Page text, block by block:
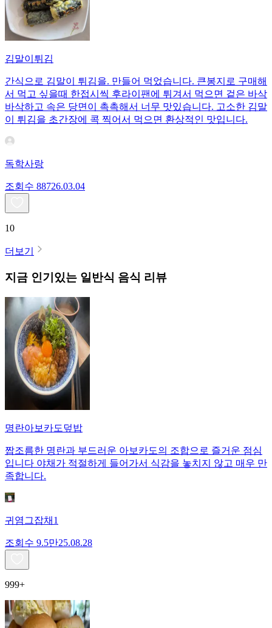
김말이튀김
간식으로 김말이 튀김을. 만들어 먹었습니다. 큰봉지로 구매해
서 먹고 싶을때 한접시씩 후라이팬에 튀겨서 먹으면 겉은 바삭
바삭하고 속은 당면이 촉촉해서 너무 맛있습니다. 고소한 김말
이 튀김을 초간장에 콕 찍어서 먹으면 환상적인 맛입니다.
독학사랑
조회수 88726.03.04
10
더보기
지금 인기있는 일반식 음식 리뷰
명란아보카도덮밥
짭조름한 명란과 부드러운 아보카도의 조합으로 즐거운 점심
입니다 야채가 적절하게 들어가서 식감을 놓치지 않고 매우 만
족합니다.
귀염그잡채1
조회수 9.5만25.08.28
999+